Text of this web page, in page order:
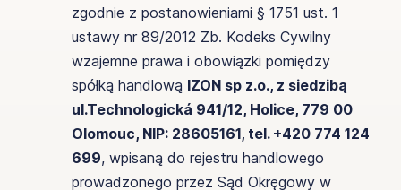
zgodnie z postanowieniami § 1751 ust. 1
ustawy nr 89/2012 Zb. Kodeks Cywilny
wzajemne prawa i obowiązki pomiędzy
spółką handlową IZON sp z.o., z siedzibą
ul.Technologická 941/12, Holice, 779 00
Olomouc, NIP: 28605161, tel. +420 774 124
699, wpisaną do rejestru handlowego
prowadzonego przez Sąd Okręgowy w